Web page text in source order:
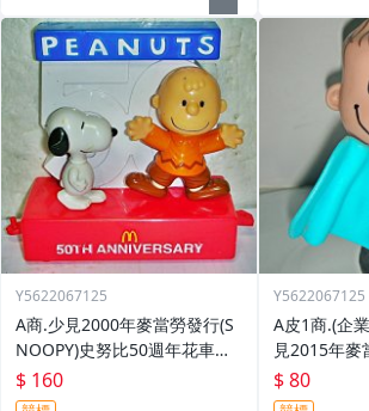
Y5622067125
A商.少見2000年麥當勞發行(S
NOOPY)史努比50週年花車遊
行-50年代史努比--距今已有18
年歷史!/箱/-P
$ 160
Y5622067125
A皮1商.(企
見2015年
史努比-奈勒
122/-P
$ 80